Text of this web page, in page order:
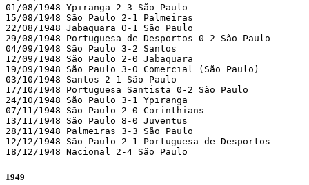
01/08/1948 Ypiranga 2-3 São Paulo
15/08/1948 São Paulo 2-1 Palmeiras
22/08/1948 Jabaquara 0-1 São Paulo
29/08/1948 Portuguesa de Desportos 0-2 São Paulo
04/09/1948 São Paulo 3-2 Santos
12/09/1948 São Paulo 2-0 Jabaquara
19/09/1948 São Paulo 3-0 Comercial (São Paulo)
03/10/1948 Santos 2-1 São Paulo
17/10/1948 Portuguesa Santista 0-2 São Paulo
24/10/1948 São Paulo 3-1 Ypiranga
07/11/1948 São Paulo 2-0 Corinthians
13/11/1948 São Paulo 8-0 Juventus
28/11/1948 Palmeiras 3-3 São Paulo
12/12/1948 São Paulo 2-1 Portuguesa de Desportos
18/12/1948 Nacional 2-4 São Paulo
1949